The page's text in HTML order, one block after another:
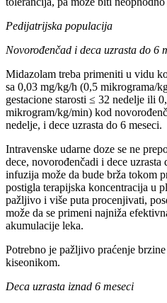
Pedijatrijska populacija
Novorođenčad i deca uzrasta do 6
Midazolam treba primeniti u vidu
sa 0,03 mg/kg/h (0,5 mikrograma/
gestacione starosti ≤ 32 nedelje ili
mikrogram/kg/min) kod
nedelje, i dece uzrasta do 6 meseci.
Intravenske udarne doze se ne
dece, novorođenčadi i dece uzrasta
infuzija može da bude brža tokom
postigla terapijska koncentracija u
pažljivo i više puta procenjivati,
može da se primeni najniža
akumulacije leka.
Potrebno je pažljivo praćenje
kiseonikom.
Deca uzrasta iznad 6 meseci